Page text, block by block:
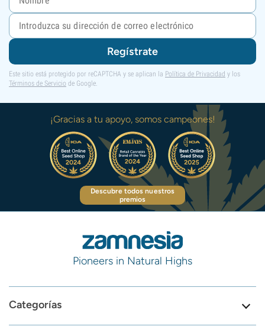
Regístrate
Este sitio está protegido por reCAPTCHA y se aplican la Política de Privacidad y los
Términos de Servicio de Google.
¡Gracias a tu apoyo, somos campeones!
Descubre todos nuestros
premios
Pioneers in Natural Highs
Categorías